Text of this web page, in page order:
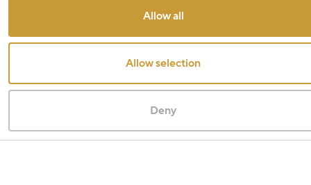
Allow all
Allow selection
Deny